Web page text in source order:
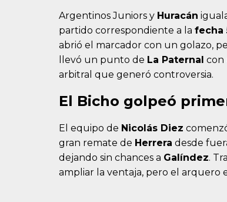
Argentinos Juniors y Huracán
partido correspondiente a la fecha
abrió el marcador con un golazo,
llevó un punto de La Paternal con
arbitral que generó controversia.
El Bicho golpeó
El equipo de Nicolás Diez
gran remate de Herrera desde
dejando sin chances a Galíndez.
ampliar la ventaja, pero el arquero